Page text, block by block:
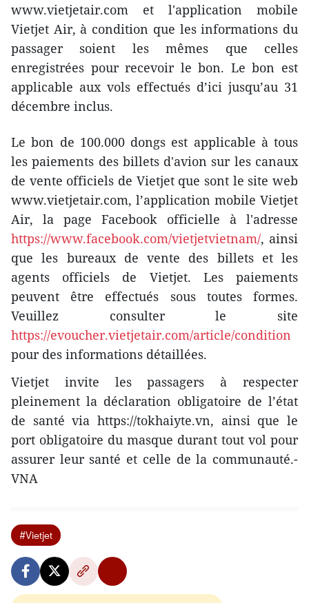
www.vietjetair.com et l'application mobile
Vietjet Air, à condition que les informations du
passager soient les mêmes que celles
enregistrées pour recevoir le bon. Le bon est
applicable aux vols effectués d’ici jusqu’au 31
décembre inclus.
Le bon de 100.000 dongs est applicable à tous
les paiements des billets d'avion sur les canaux
de vente officiels de Vietjet que sont le site web
www.vietjetair.com, l’application mobile Vietjet
Air, la page Facebook officielle à l'adresse
https://www.facebook.com/vietjetvietnam/, ainsi
que les bureaux de vente des billets et les
agents officiels de Vietjet. Les paiements
peuvent être effectués sous toutes formes.
Veuillez consulter le site
https://evoucher.vietjetair.com/article/condition
pour des informations détaillées.
Vietjet invite les passagers à respecter
pleinement la déclaration obligatoire de l’état
de santé via https://tokhaiyte.vn, ainsi que le
port obligatoire du masque durant tout vol pour
assurer leur santé et celle de la communauté.-
VNA
#Vietjet